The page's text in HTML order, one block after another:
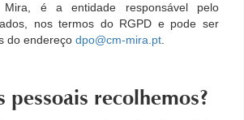
é a entidade responsável pelo
nos termos do RGPD e pode ser
do endereço dpo@cm-mira.pt
pessoais recolhemos?